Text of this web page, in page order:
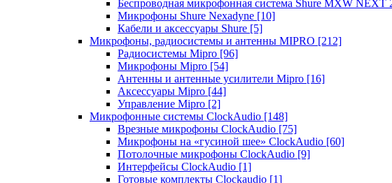
Беспроводная микрофонная система Shure MXW NEXT
Микрофоны Shure Nexadyne [10]
Кабели и аксессуары Shure [5]
Микрофоны, радиосистемы и антенны MIPRO [212]
Радиосистемы Mipro [96]
Микрофоны Mipro [54]
Антенны и антенные усилители Mipro [16]
Аксессуары Mipro [44]
Управление Mipro [2]
Микрофонные системы ClockAudio [148]
Врезные микрофоны ClockAudio [75]
Микрофоны на «гусиной шее» ClockAudio [60]
Потолочные микрофоны ClockAudio [9]
Интерфейсы ClockAudio [1]
Готовые комплекты Clockaudio [1]